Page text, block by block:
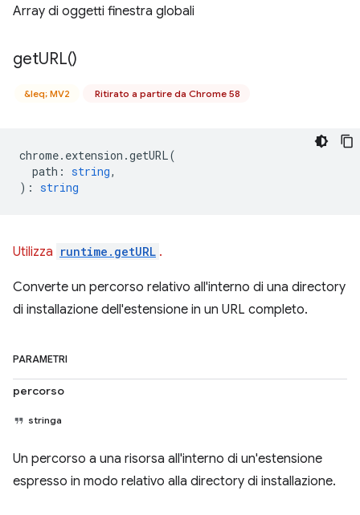
Array di oggetti finestra globali
getURL()
&leq; MV2 Ritirato a partire da Chrome 58
chrome. extension .getURL(
path : string,
) : string
Utilizza runtime.getURL .
Converte un percorso relativo all'interno di una directory
di installazione dell'estensione in un URL completo.
PARAMETRI
percorso
stringa
Un percorso a una risorsa all'interno di un'estensione
espresso in modo relativo alla directory di installazione.